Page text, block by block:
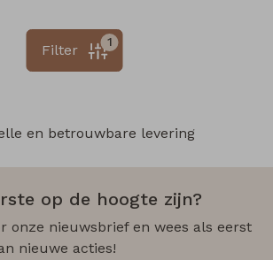
1
Filter
en betrouwbare levering
op de hoogte zijn?
onze nieuwsbrief en wees als eerst
nieuwe acties!